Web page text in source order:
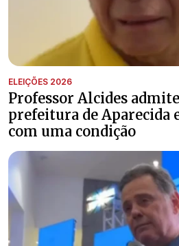
ELEIÇÕES 2026
Professor Alcides
prefeitura de Aparecida
com uma condição